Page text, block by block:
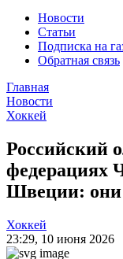
Новости
Статьи
Подписка на
Обратная связь
Главная
Новости
Хоккей
Российский
федерациях
Швеции: они
Хоккей
23:29, 10 июня 2026